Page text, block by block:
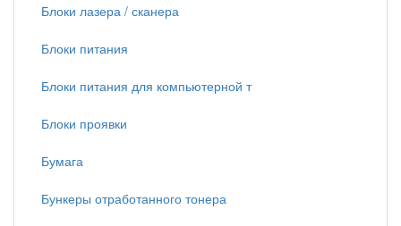
Блоки лазера / сканера
Блоки питания
Блоки питания для компьютерной т
Блоки проявки
Бумага
Бункеры отработанного тонера